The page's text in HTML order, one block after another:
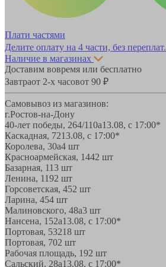
Плати частями
Делите оплату на 4 части, без переплат.
Наличие в магазинах
Доставим вовремя или бесплатно
Завтраот 2-х часовот 90 ₽
Самовывоз из магазинов:
г.Ростов-на-Дону
40-лет победы, 264/110а13.08, с 17:00*
Каскадная, 7213.08, с 17:00*
Королева, 30а4 шт
Красноармейская, 1442 шт
Базарная, 113 шт
Ленина, 1192 шт
Горсоветская, 452 шт
Ларина, 454 шт
Малиновского, 48а3 шт
Нансена, 152а13.08, с 17:00*
Портовая, 53218 шт
Портовая, 702 шт
Рабочая площадь, 192 шт
Сальский, 28a13.08, с 17:00*